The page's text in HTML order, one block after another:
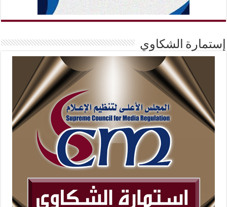
إستمارة الشكاوي